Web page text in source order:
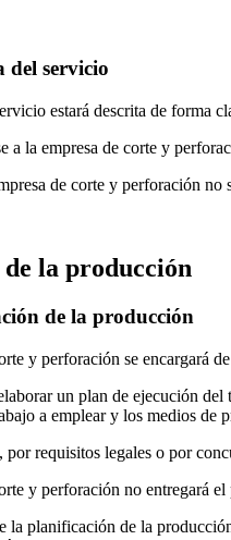
del servicio
estará descrita de forma
a la empresa de corte y
de corte y perforación no
la producción
de la producción
y perforación se encargará
un plan de ejecución
a emplear y los medios de
por requisitos legales o por
y perforación no entregará
la planificación de la